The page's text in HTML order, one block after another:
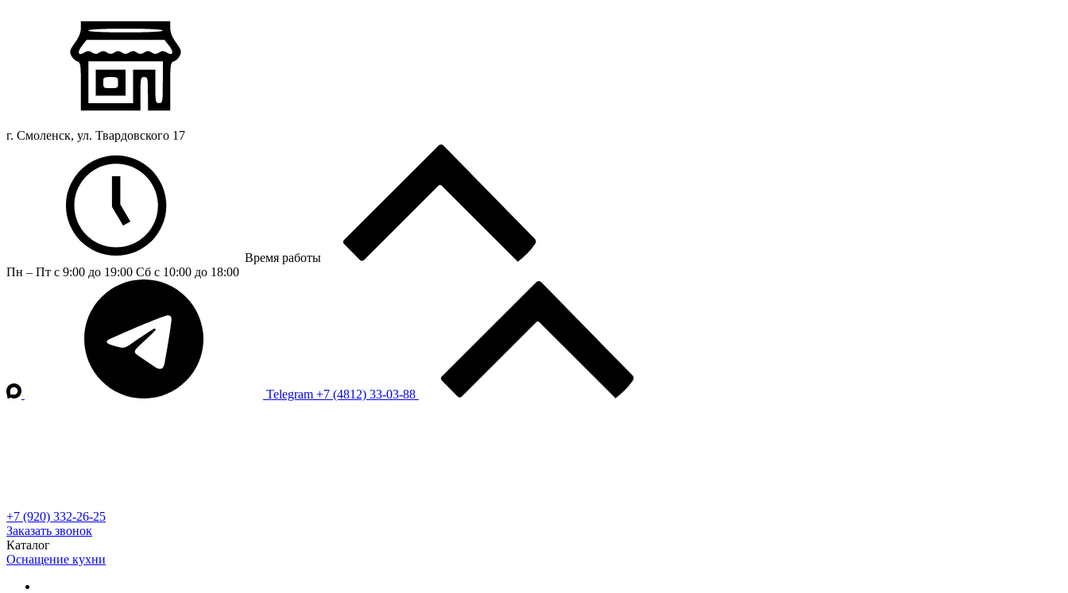
г. Смоленск, ул. Твардовского 17
Время работы
Пн – Пт с 9:00 до 19:00 Сб с 10:00 до 18:00
Telegram +7 (4812) 33-03-88
+7 (920) 332-26-25
Заказать звонок
Каталог
Оснащение кухни